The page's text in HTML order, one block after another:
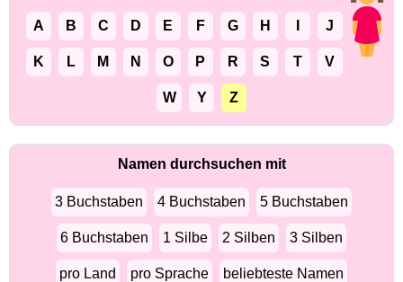
A B C D E F G H J
K L M N O P R S T V
W Y Z
Namen durchsuchen mit
3 Buchstaben 4 Buchstaben 5 Buchstaben
6 Buchstaben 1 Silbe 2 Silben 3 Silben
pro Land pro Sprache beliebteste Namen